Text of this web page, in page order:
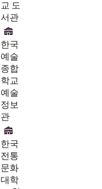
교 도
서관
한국
예술
종합
학교
예술
정보
관
한국
전통
문화
대학